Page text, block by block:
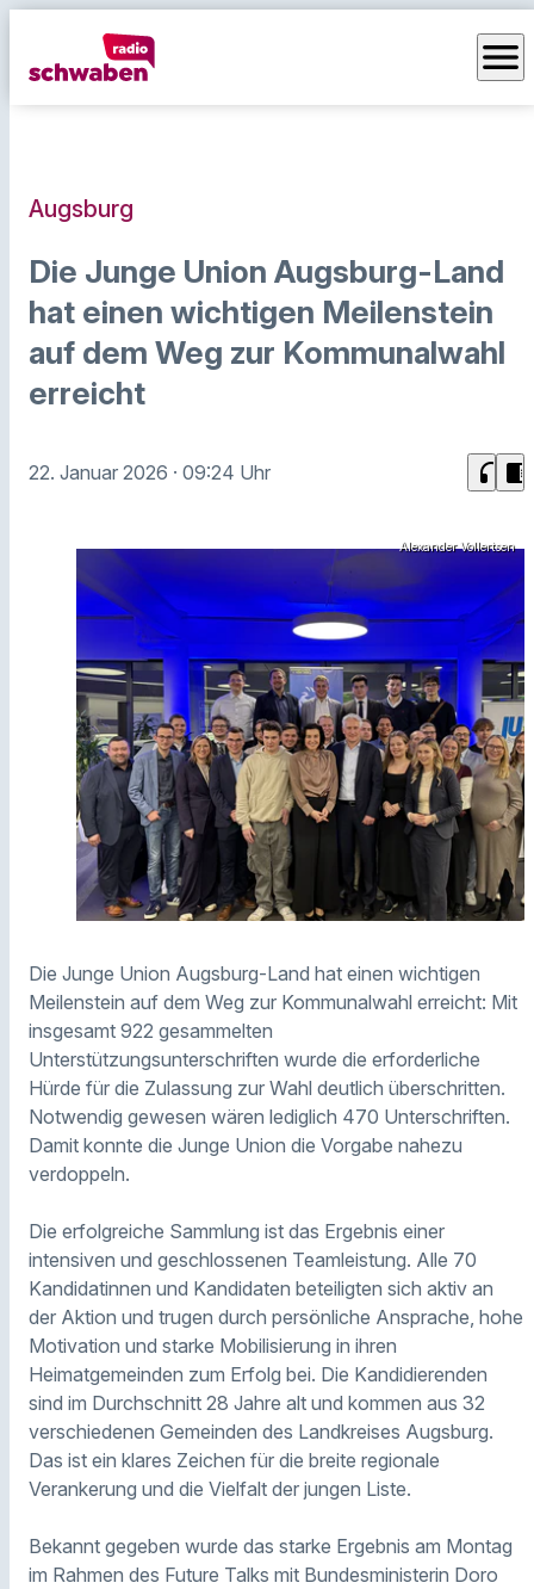
menu
Augsburg
Die Junge Union Augsburg-Land
hat einen wichtigen Meilenstein
auf dem Weg zur Kommunalwahl
erreicht
22. Januar 2026 · 09:24 Uhr headphones chrome_reader_mode
Alexander Vollertsen
Die Junge Union Augsburg-Land hat einen wichtigen
Meilenstein auf dem Weg zur Kommunalwahl erreicht: Mit
insgesamt 922 gesammelten
Unterstützungsunterschriften wurde die erforderliche
Hürde für die Zulassung zur Wahl deutlich überschritten.
Notwendig gewesen wären lediglich 470 Unterschriften.
Damit konnte die Junge Union die Vorgabe nahezu
verdoppeln.
Die erfolgreiche Sammlung ist das Ergebnis einer
intensiven und geschlossenen Teamleistung. Alle 70
Kandidatinnen und Kandidaten beteiligten sich aktiv an
der Aktion und trugen durch persönliche Ansprache, hohe
Motivation und starke Mobilisierung in ihren
Heimatgemeinden zum Erfolg bei. Die Kandidierenden
sind im Durchschnitt 28 Jahre alt und kommen aus 32
verschiedenen Gemeinden des Landkreises Augsburg.
Das ist ein klares Zeichen für die breite regionale
Verankerung und die Vielfalt der jungen Liste.
Bekannt gegeben wurde das starke Ergebnis am Montag
im Rahmen des Future Talks mit Bundesministerin Doro